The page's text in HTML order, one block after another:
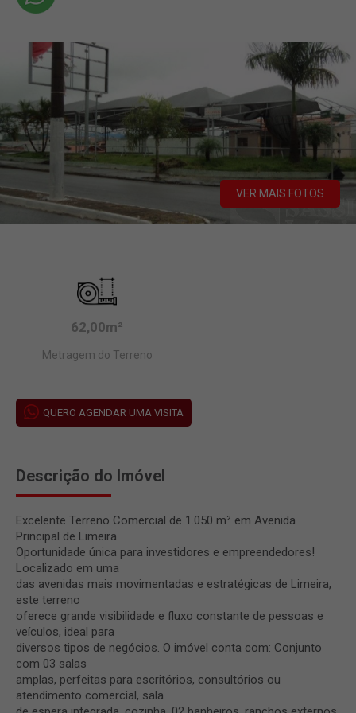
VER MAIS FOTOS
62,00m²
Metragem do Terreno
QUERO AGENDAR UMA VISITA
Descrição do Imóvel
Excelente Terreno Comercial de 1.050 m² em Avenida
Principal de Limeira.
Oportunidade única para investidores e empreendedores!
Localizado em uma
das avenidas mais movimentadas e estratégicas de Limeira,
este terreno
oferece grande visibilidade e fluxo constante de pessoas e
veículos, ideal para
diversos tipos de negócios. O imóvel conta com: Conjunto
com 03 salas
amplas, perfeitas para escritórios, consultórios ou
atendimento comercial, sala